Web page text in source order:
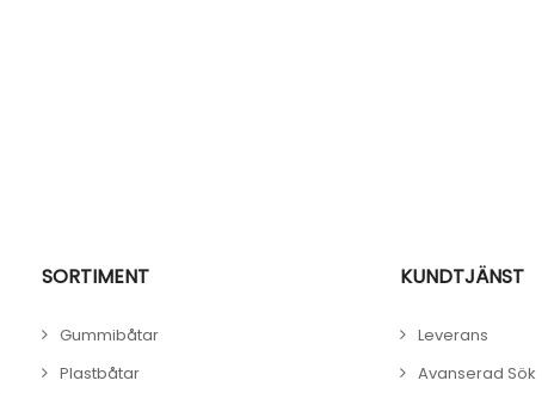
SORTIMENT
Gummibåtar
Plastbåtar
KUNDTJÄNST
Leverans
Avanserad Sök